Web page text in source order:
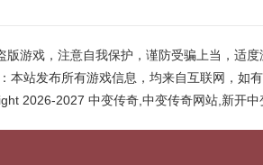
版游戏，注意自我保护，谨防受骗上当，适
本站发布所有游戏信息，均来自互联网，如
2026-2027 中变传奇,中变传奇网站,新开